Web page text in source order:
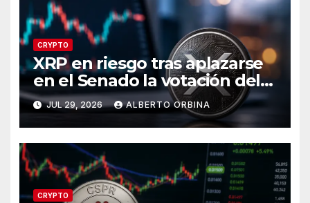
CRYPTO
XRP en riesgo tras aplazarse
en el Senado la votación del
CLARITY Act?
JUL 29, 2026 ALBERTO ORBINA
CRYPTO